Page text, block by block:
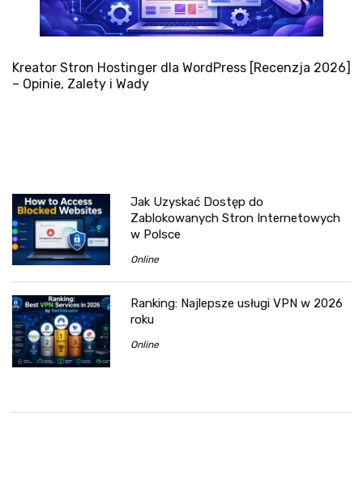
Kreator Stron Hostinger dla WordPress [Recenzja 2026]
– Opinie, Zalety i Wady
Jak Uzyskać Dostęp do
Zablokowanych Stron Internetowych
w Polsce
Online
Ranking: Najlepsze usługi VPN w 2026
roku
Online